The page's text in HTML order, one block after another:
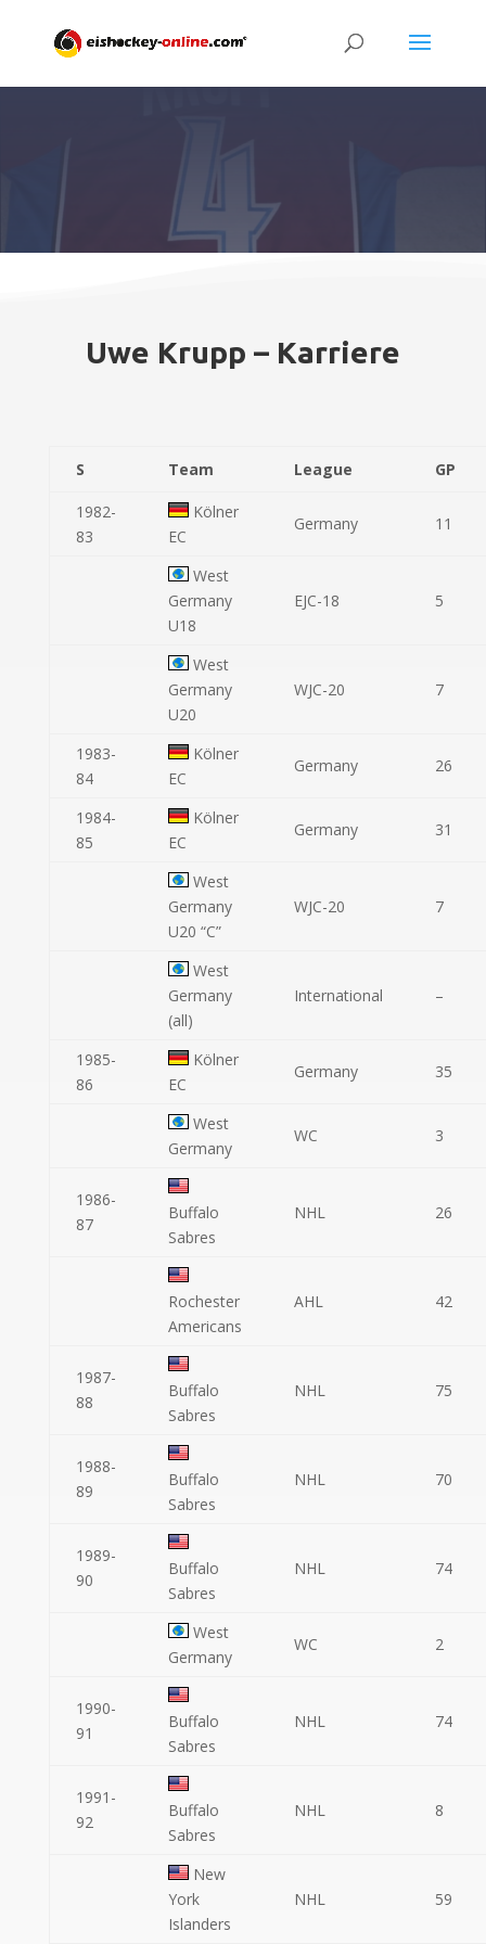
Uwe Krupp – Karriere
S Team League GP
1982-
83
Kölner
EC
Germany 11
West
Germany
U18
EJC-18 5
West
Germany
U20
WJC-20 7
1983-
84
Kölner
EC
Germany 26
1984-
85
Kölner
EC
Germany 31
West
Germany
U20 “C”
WJC-20 7
West
Germany
(all)
International –
1985-
86
Kölner
EC
Germany 35
West
Germany
WC 3
1986-
87
Buffalo
Sabres
NHL 26
Rochester
Americans
AHL 42
1987-
88
Buffalo
Sabres
NHL 75
1988-
89
Buffalo
Sabres
NHL 70
1989-
90
Buffalo
Sabres
NHL 74
West
Germany
WC 2
1990-
91
Buffalo
Sabres
NHL 74
1991-
92
Buffalo
Sabres
NHL 8
New
York
Islanders
NHL 59